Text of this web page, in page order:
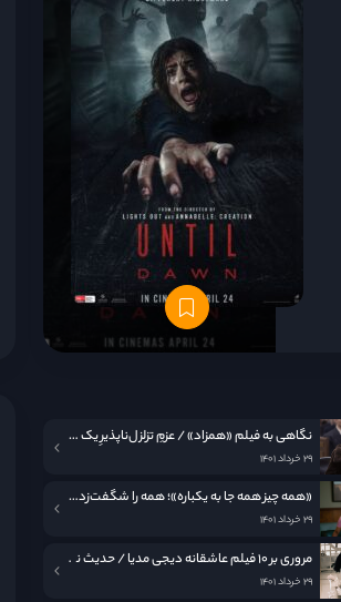
نگاهی به فيلم «همزاد» / عزمِ تزلزل‌ناپذیرِ یک مادر
۲۹ خرداد ۱۴۰۱
«همه چیز همه جا به یکباره»؛ همه را شگفت‌زده کرد!
۲۹ خرداد ۱۴۰۱
مروری بر ۱۰ فیلم عاشقانه دیجی مدیا / حدیث نامکرر عشق در قاب سینما
۲۹ خرداد ۱۴۰۱